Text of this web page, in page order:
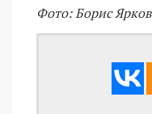
Фото: Борис Ярков